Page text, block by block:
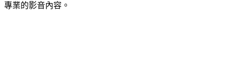
專業的影音內容。